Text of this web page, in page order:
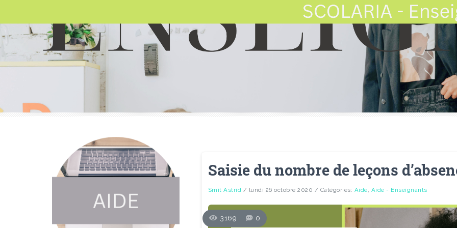
Saisie du nombre de leçons
Smit Astrid / lundi 26 octobre 2020 / Catégories: Aide, Aide - Enseignants
3169 0